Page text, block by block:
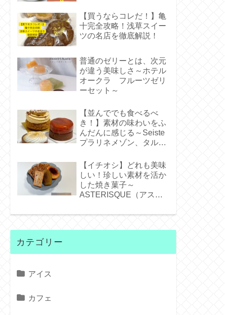
【買うならコレだ！】亀
十完全攻略！浅草スイー
ツの名店を徹底解説！
普通のゼリーとは、次元
が違う美味しさ～ホテル
オークラ フルーツゼリ
ーセット～
【並んででも食べるべ
き！】素材の味わいをふ
んだんに感じる～Seiste
プラリネメゾン、タルト
シトロン～
【イチオシ】どれも美味
しい！珍しい素材を活か
した焼き菓子～
ASTERISQUE（アステ
カテゴリー
アイス
カフェ